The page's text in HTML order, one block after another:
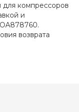
для компрессоров
и
возврата